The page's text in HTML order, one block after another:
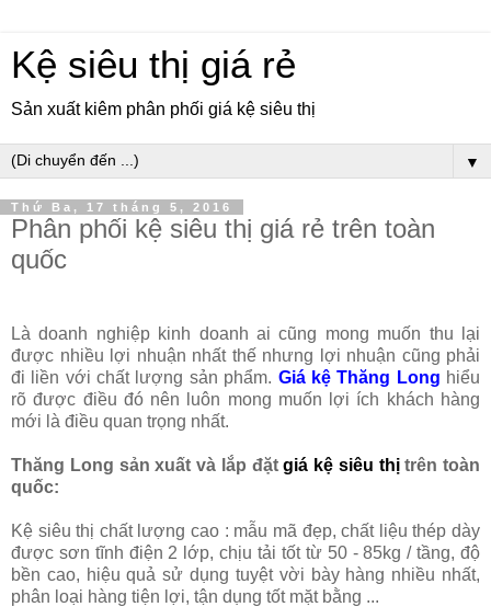
Kệ siêu thị giá rẻ
Sản xuất kiêm phân phối giá kệ siêu thị
▼
Thứ Ba, 17 tháng 5, 2016
Phân phối kệ siêu thị giá rẻ trên toàn
quốc
Là doanh nghiệp kinh doanh ai cũng mong muốn thu lại
được nhiều lợi nhuận nhất thế nhưng lợi nhuận cũng phải
đi liền với chất lượng sản phẩm. Giá kệ Thăng Long hiểu
rõ được điều đó nên luôn mong muốn lợi ích khách hàng
mới là điều quan trọng nhất.
Thăng Long sản xuất và lắp đặtgiá kệ siêu thịtrên toàn
quốc:
Kệ siêu thị chất lượng cao : mẫu mã đẹp, chất liệu thép dày
được sơn tĩnh điện 2 lớp, chịu tải tốt từ 50 - 85kg / tầng, độ
bền cao, hiệu quả sử dụng tuyệt vời bày hàng nhiều nhất,
phân loại hàng tiện lợi, tận dụng tốt mặt bằng ...